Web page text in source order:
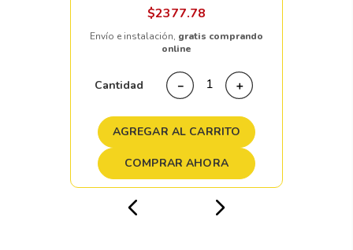
$2377.78
Envío e instalación, gratis comprando
online
Cantidad ＋
－
AGREGAR AL CARRITO
COMPRAR AHORA